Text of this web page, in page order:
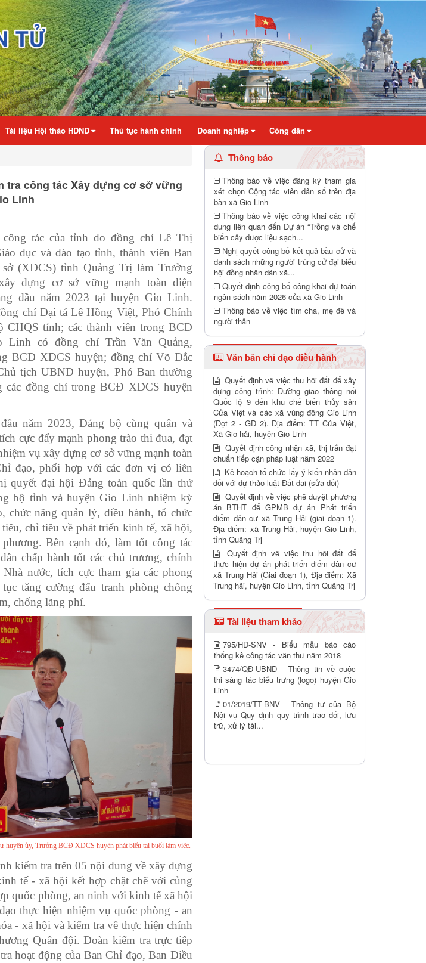
Tài liệu Hội thảo HDND Thủ tục hành chính Doanh nghiệp Công dân
tra công tác Xây dựng cơ sở vững
Linh
công tác của tỉnh do đồng chí Lê Thị
dục và đào tạo tỉnh, thành viên Ban
(XDCS) tỉnh Quảng Trị làm Trưởng
dựng cơ sở vững mạnh toàn diện
đầu năm 2023 tại huyện Gio Linh.
chí Đại tá Lê Hồng Việt, Phó Chính
CHQS tỉnh; các thành viên trong BCĐ
Linh có đồng chí Trần Văn Quảng,
BCĐ XDCS huyện; đồng chí Võ Đắc
tịch UBND huyện, Phó Ban thường
đồng chí trong BCĐ XDCS huyện
năm 2023, Đảng bộ cùng quân và
cực đẩy mạnh phong trào thi đua, đạt
vụ xây dựng cơ sở vững mạnh toàn
đạo, phối hợp với các đơn vị có liên
quyết đại hội Đảng toàn quốc lần thứ
bộ tỉnh và huyện Gio Linh nhiệm kỳ
chức năng quản lý, điều hành, tổ chức
chỉ tiêu về phát triển kinh tế, xã hội,
Bên cạnh đó, làm tốt công tác
chấp hành tốt các chủ trương, chính
nước, tích cực tham gia các phong
tăng cường đấu tranh phòng chống
chống lãng phí.
huyện ủy, Trưởng BCĐ XDCS huyện phát biểu tại buổi làm việc.
kiểm tra trên 05 nội dung về xây dựng
tế - xã hội kết hợp chặt chẽ với củng
quốc phòng, an ninh với kinh tế xã hội
thực hiện nhiệm vụ quốc phòng - an
- xã hội và kiểm tra về thực hiện chính
Quân đội. Đoàn kiểm tra trực tiếp
hoạt động của Ban Chỉ đạo, Ban Điều
Thông báo
Thông báo về việc đăng ký tham gia
xét chọn Cộng tác viên dân số trên địa
bàn xã Gio Linh
Thông báo về việc công khai các nội
dung liên quan đến Dự án “Trồng và chế
biến cây dược liệu sạch...
Nghị quyết công bố kết quả bầu cử và
danh sách những người trúng cử đại biểu
hội đồng nhân dân xã...
Quyết định công bố công khai dự toán
ngân sách năm 2026 của xã Gio Linh
Thông báo về việc tìm cha, mẹ đẻ và
người thân
Văn bản chỉ đạo điều hành
Quyết định về việc thu hồi đất để xây
dựng công trình: Đường giao thông nối
Quốc lộ 9 đến khu chế biến thủy sản
Cửa Việt và các xã vùng đông Gio Linh
(Đợt 2 - GĐ 2). Địa điểm: TT Cửa Việt,
Xã Gio hải, huyện Gio Linh
Quyết định công nhận xã, thị trấn đạt
chuẩn tiếp cận pháp luật năm 2022
Kê hoạch tổ chức lấy ý kiến nhân dân
đối với dự thảo luật Đất đai (sửa đổi)
Quyết định về việc phê duyệt phương
án BTHT để GPMB dự án Phát triển
điểm dân cư xã Trung Hải (giai đoạn 1).
Địa điểm: xã Trung Hải, huyện Gio Linh,
tỉnh Quảng Trị
Quyết định về việc thu hồi đất để
thực hiện dự án phát triển điểm dân cư
xã Trung Hải (Giai đoạn 1), Địa điểm: Xã
Trung hải, huyện Gio Linh, tỉnh Quảng Trị
Tài liệu tham khảo
795/HD-SNV - Biểu mẫu báo cáo
thống kê công tác văn thư năm 2018
3474/QĐ-UBND - Thông tin về cuộc
thi sáng tác biểu trưng (logo) huyện Gio
Linh
01/2019/TT-BNV - Thông tư của Bộ
Nội vụ Quy định quy trình trao đổi, lưu
trữ, xử lý tài...